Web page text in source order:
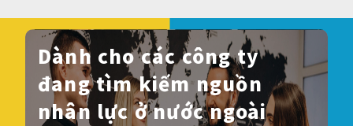
Dành cho các công ty
đang tìm kiếm nguồn
nhân lực ở nước ngoài